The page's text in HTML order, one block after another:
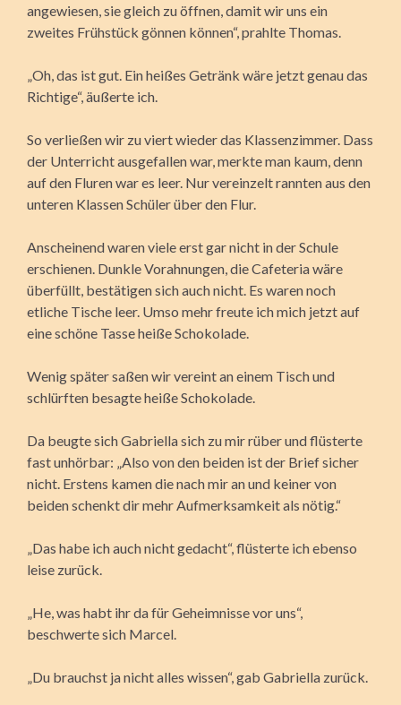
angewiesen, sie gleich zu öffnen, damit wir uns ein
zweites Frühstück gönnen können“, prahlte Thomas.
„Oh, das ist gut. Ein heißes Getränk wäre jetzt genau das
Richtige“, äußerte ich.
So verließen wir zu viert wieder das Klassenzimmer. Dass
der Unterricht ausgefallen war, merkte man kaum, denn
auf den Fluren war es leer. Nur vereinzelt rannten aus den
unteren Klassen Schüler über den Flur.
Anscheinend waren viele erst gar nicht in der Schule
erschienen. Dunkle Vorahnungen, die Cafeteria wäre
überfüllt, bestätigen sich auch nicht. Es waren noch
etliche Tische leer. Umso mehr freute ich mich jetzt auf
eine schöne Tasse heiße Schokolade.
Wenig später saßen wir vereint an einem Tisch und
schlürften besagte heiße Schokolade.
Da beugte sich Gabriella sich zu mir rüber und flüsterte
fast unhörbar: „Also von den beiden ist der Brief sicher
nicht. Erstens kamen die nach mir an und keiner von
beiden schenkt dir mehr Aufmerksamkeit als nötig.“
„Das habe ich auch nicht gedacht“, flüsterte ich ebenso
leise zurück.
„He, was habt ihr da für Geheimnisse vor uns“,
beschwerte sich Marcel.
„Du brauchst ja nicht alles wissen“, gab Gabriella zurück.